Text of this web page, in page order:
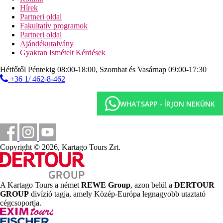
Hivatalos kategória
4*
Jegyzet
Hivatalos kategória: 4*
idegenforgalmi adótkell fizetniük. 7 éjszakánál hosszabb
tartózkodás esetén a 7 éjszakára vonatkozó adóár érvényes.
A szálloda nem biztosít késői vacsorát a késő esti érkezés esetén.
Tengerparti nyaralás
Medencék
Pool-bár
Napágyak a medencénél
Napernyők a medencénél
Hírek
Partneri oldal
Fakultatív programok
Partneri oldal
Ajándékutalvány
Gyakran Ismételt Kérdések
Hétfőtől Péntekig 08:00-18:00, Szombat és Vasárnap 09:00-17:30
+36 1/ 462-8-462
WHATSAPP - ÍRJON NEKÜNK
Copyright © 2026, Kartago Tours Zrt.
A Kartago Tours a német REWE Group, azon belül a DERTOUR
GROUP divízió tagja, amely Közép-Európa legnagyobb utaztató
cégcsoportja.